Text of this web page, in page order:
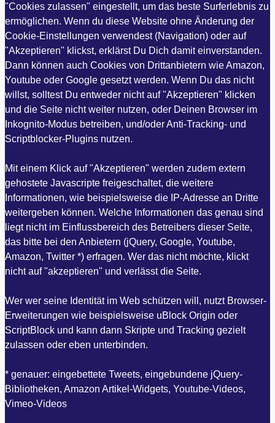
"Cookies zulassen" eingestellt, um das beste Surferlebnis zu
ermöglichen. Wenn du diese Website ohne Änderung der
Cookie-Einstellungen verwendest (Navigation) oder auf
"Akzeptieren" klickst, erklärst Du Dich damit einverstanden.
Dann können auch Cookies von Drittanbietern wie Amazon,
Youtube oder Google gesetzt werden. Wenn Du das nicht
willst, solltest Du entweder nicht auf "Akzeptieren" klicken
und die Seite nicht weiter nutzen, oder Deinen Browser im
Inkognito-Modus betreiben, und/oder Anti-Tracking- und
Scriptblocker-Plugins nutzen.
Mit einem Klick auf "Akzeptieren" werden zudem extern
gehostete Javascripte freigeschaltet, die weitere
Informationen, wie beispielsweise die IP-Adresse an Dritte
weitergeben können. Welche Informationen das genau sind
liegt nicht im Einflussbereich des Betreibers dieser Seite,
das bitte bei den Anbietern (jQuery, Google, Youtube,
Amazon, Twitter *) erfragen. Wer das nicht möchte, klickt
nicht auf "akzeptieren" und verlässt die Seite.
Wer wer seine Identität im Web schützen will, nutzt Browser-
Erweiterungen wie beispielsweise uBlock Origin oder
ScriptBlock und kann dann Skripte und Tracking gezielt
zulassen oder eben unterbinden.
* genauer: eingebettete Tweets, eingebundene jQuery-
Bibliotheken, Amazon Artikel-Widgets, Youtube-Videos,
Vimeo-Videos